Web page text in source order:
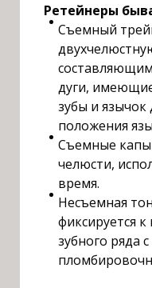
Ретейнеры
Съемный
дуги,
зубы и
положения
Съемные капы
челюсти,
время.
Несъемная
фиксируется
зубного ряда